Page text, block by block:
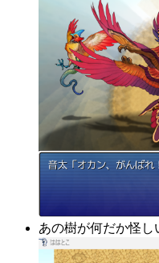
あの樹が何だか怪